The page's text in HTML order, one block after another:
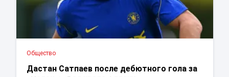
Общество
Дастан Сатпаев после дебютного гола за